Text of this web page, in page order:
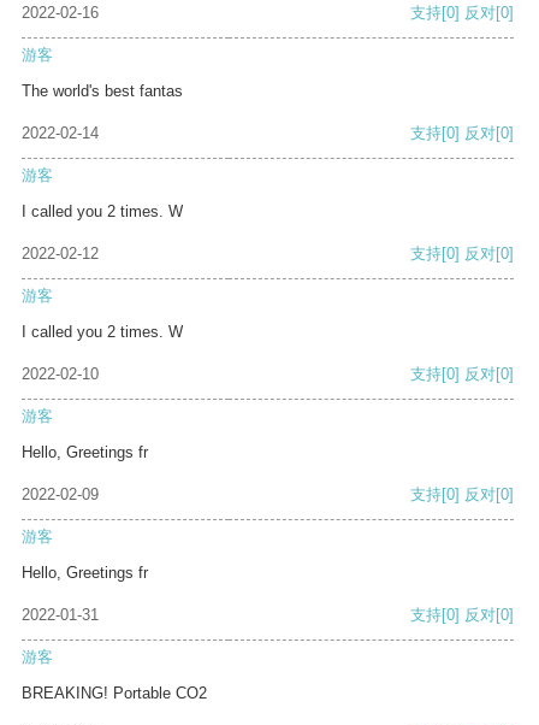
2022-02-16 支持[0] 反对[0]
游客
The world's best fantas
2022-02-14 支持[0] 反对[0]
游客
I called you 2 times. W
2022-02-12 支持[0] 反对[0]
游客
I called you 2 times. W
2022-02-10 支持[0] 反对[0]
游客
Hello, Greetings fr
2022-02-09 支持[0] 反对[0]
游客
Hello, Greetings fr
2022-01-31 支持[0] 反对[0]
游客
BREAKING! Portable CO2